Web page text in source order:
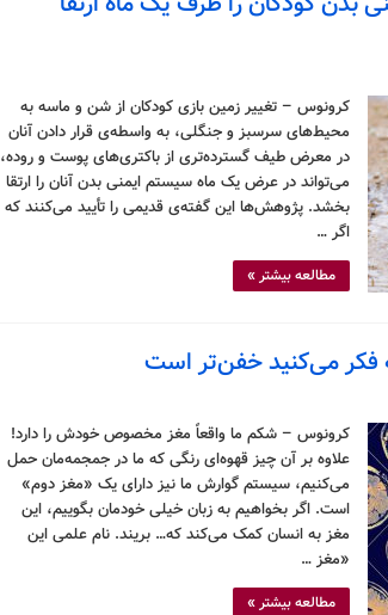
کرونوس – تغییر زمین بازی کودکان از شن و ماسه به
محیط‌های سرسبز و جنگلی، به واسطه‌ی قرار دادن آنان
در معرض طیف گسترده‌تری از باکتری‌های پوست و روده،
می‌تواند در عرض یک ماه سیستم ایمنی بدن آنان را ارتقا
بخشد. پژوهش‌ها این گفته‌ی قدیمی را تأیید می‌کنند که
اگر …
مطالعه بیشتر »
فکر می‌کنید خفن‌تر است
کرونوس – شکم ما واقعاً مغز مخصوص خودش را دارد!
علاوه بر آن چیز قهوه‌ای رنگی که ما در جمجمه‌مان حمل
می‌کنیم، سیستم گوارش ما نیز دارای یک «مغز دوم»
است. اگر بخواهیم به زبان خیلی خودمان بگوییم، این
مغز به انسان کمک می‌کند که… بریند. نام علمی این
«مغز …
مطالعه بیشتر »